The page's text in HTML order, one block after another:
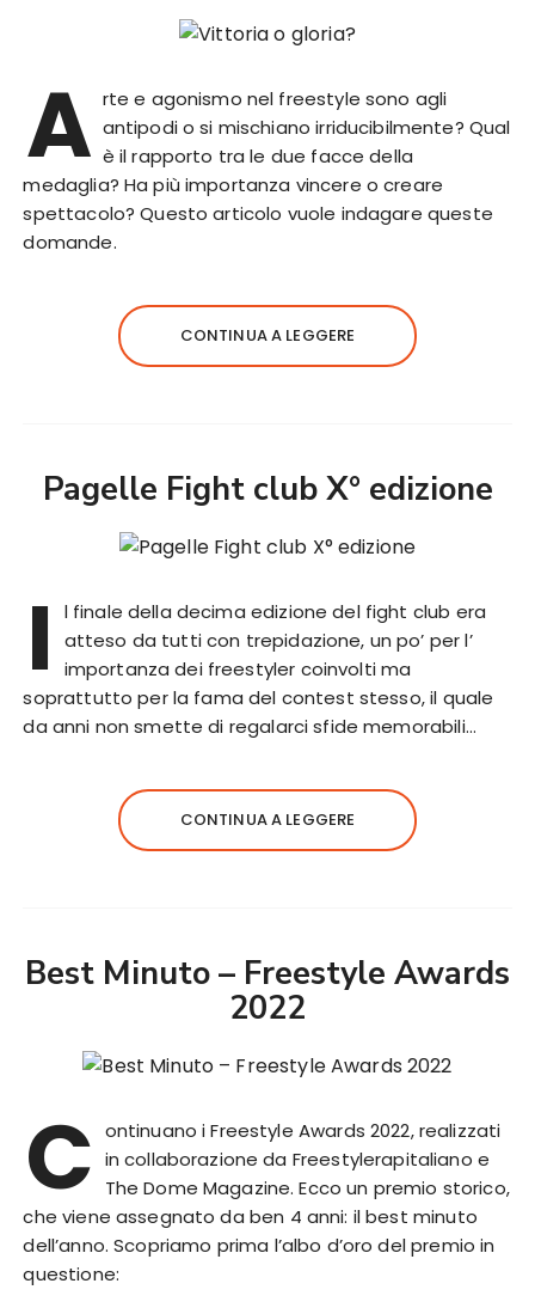
A rte e agonismo nel freestyle sono agli
antipodi o si mischiano irriducibilmente? Qual
è il rapporto tra le due facce della
medaglia? Ha più importanza vincere o creare
spettacolo? Questo articolo vuole indagare queste
domande.
CONTINUA A LEGGERE
Pagelle Fight club X° edizione
I
l finale della decima edizione del fight club era
atteso da tutti con trepidazione, un po’ per l’
importanza dei freestyler coinvolti ma
soprattutto per la fama del contest stesso, il quale
da anni non smette di regalarci sfide memorabili…
CONTINUA A LEGGERE
Best Minuto – Freestyle Awards
2022
C ontinuano i Freestyle Awards 2022, realizzati
in collaborazione da Freestylerapitaliano e
The Dome Magazine. Ecco un premio storico,
che viene assegnato da ben 4 anni: il best minuto
dell’anno. Scopriamo prima l’albo d’oro del premio in
questione: